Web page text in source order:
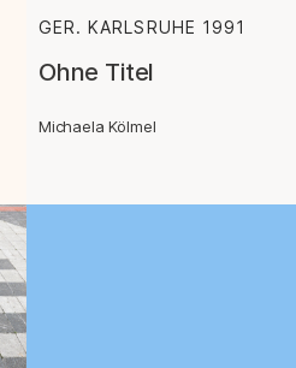
GER. KARLSRUHE 1991
Ohne Titel
Michaela Kölmel